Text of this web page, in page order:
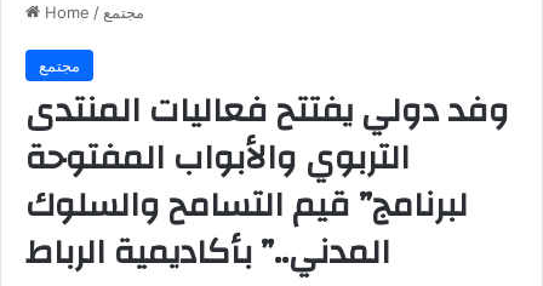
Home / مجتمع
مجتمع
وفد دولي يفتتح فعاليات المنتدى
التربوي والأبواب المفتوحة
لبرنامج” قيم التسامح والسلوك
المدني..” بأكاديمية الرباط